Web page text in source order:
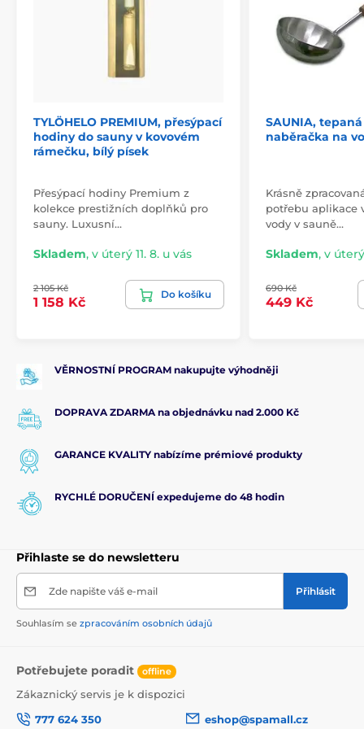
Produkt je zařazen v kategoriích
Přesýpací hodiny do sauny Výprodej
TYLÖHELO PREMIUM, přesýpací
hodiny do sauny v kovovém
rámečku, bílý písek
Přesýpací hodiny Premium z
kolekce prestižních doplňků pro
sauny. Luxusní…
Skladem, v úterý 11. 8. u vás
2 105 Kč
1 158 Kč
Do košíku
SAUNIA,
naběračka na
Krásně
potřebu aplikace
vody v sauně…
Skladem, v úterý
690 Kč
449 Kč
VĚRNOSTNÍ PROGRAM nakupujte výhodněji
DOPRAVA ZDARMA na objednávku nad 2.000 Kč
GARANCE KVALITY nabízíme prémiové produkty
RYCHLÉ DORUČENÍ expedujeme do 48 hodin
Přihlaste se do newsletteru
Zde napište váš e-mail Přihlásit
Souhlasím se zpracováním osobních údajů
Potřebujete poradit offline
Zákaznický servis je k dispozici
777 624 350
eshop@spamall.cz